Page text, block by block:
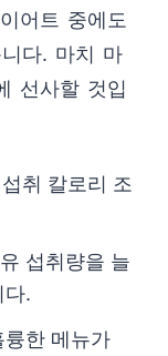
어트 중에도
다. 마치 마
선사할 것입
취 칼로리 조
섭취량을 늘
다.
한 메뉴가